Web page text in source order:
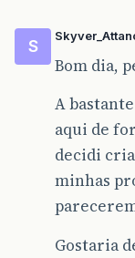
S
Bom dia,
A
aqui de
decidi
minhas
Gostaria